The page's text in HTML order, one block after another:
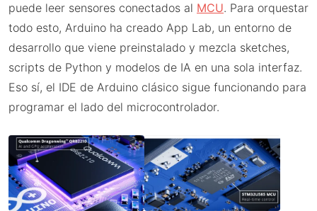
puede leer sensores conectados al MCU. Para orquestar
todo esto, Arduino ha creado App Lab, un entorno de
desarrollo que viene preinstalado y mezcla sketches,
scripts de Python y modelos de IA en una sola interfaz.
Eso sí, el IDE de Arduino clásico sigue funcionando para
programar el lado del microcontrolador.